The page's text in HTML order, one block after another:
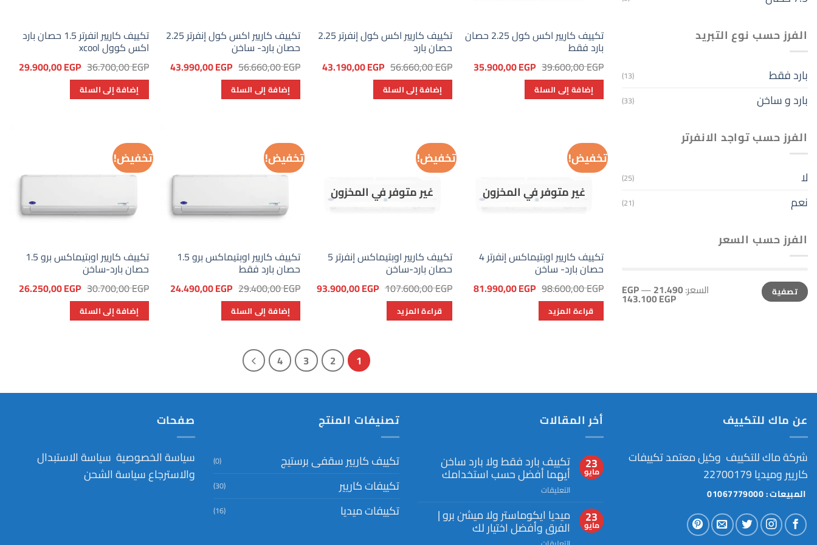
الفرز حسب نوع التبريد
بارد فقط (13)
بارد و ساخن (33)
الفرز حسب تواجد الانفرتر
لا (25)
نعم (21)
الفرز حسب السعر
أدنى
سعر
أعلى
سعرتصفية السعر:21.490 EGP
—
143.100 EGP
تكييف كاريير اكس كول 2.25 حصان
بارد فقط
39.600,00EGP السعر
الأصلي
هو:
39.600,00 EGP.
35.900,00EGP السعر
الحالي
35.900,00 EGP. إضافة إلى السلة
تكييف كاريير اكس كول إنفرتر 2.25
حصان بارد
56.660,00EGP السعر
الأصلي
هو:
56.660,00 EGP.
43.190,00EGP السعر
الحالي
43.190,00 EGP. إضافة إلى السلة
تكييف كاريير اكس كول إنفرتر 2.25
حصان بارد- ساخن
56.660,00EGP السعر
الأصلي
هو:
56.660,00 EGP.
43.990,00EGP السعر
الحالي
43.990,00 EGP. إضافة إلى السلة
تكييف كاريير انفرتر 1.5 حصان بارد
اكس كوول xcool
36.700,00EGP السعر
الأصلي
هو:
36.700,00 EGP.
29.900,00EGP
إضافة إلى السلة
تخفيض!
غير متوفر في المخزون
تكييف كاريير اوبتيماكس إنفرتر 4
حصان بارد- ساخن
98.600,00EGP السعر
الأصلي81.990,00EGP السعر
الحالي
81.990,00 EGP. قراءة المزيد
تخفيض!
غير متوفر في المخزون
تكييف كاريير اوبتيماكس إنفرتر 5
حصان بارد-ساخن
107.600,00EGP السعر
الأصلي93.900,00EGP السعر
الحالي
93.900,00 EGP. قراءة المزيد
تخفيض!
تكييف كاريير اوبتيماكس برو 1.5
حصان بارد فقط
29.400,00EGP السعر
الأصلي
هو:
29.400,00 EGP.
24.490,00EGP السعر
الحالي
24.490,00 EGP. إضافة إلى السلة
تخفيض!
تكييف كاريير اوبتيماكس برو 1.5
حصان بارد-ساخن
30.700,00EGP السعر
الأصلي
هو:
30.700,00 EGP.
26.250,00EGP
إضافة إلى السلة
1
2
3
4
عن ماك للتكييف
شركة ماك للتكييف وكيل معتمد تكييفات
كاريير وميديا 22700179
المبيعات : 01067779000
أخر المقالات
23
مايو
تكييف بارد فقط ولا بارد ساخن
أيهما أفضل حسب استخدامك
التعليقاتعلى
بارد
فقط
ولا
23
مايو
ميديا ايكوماستر ولا ميشن برو |
الفرق وأفضل اختيار لك
تصنيفات المنتج
تكييف كاريير سقفى برستيج (0)
تكييفات كاريير (30)
تكييفات ميديا (16)
صفحات
سياسة الخصوصية سياسة الاستبدال
والاسترجاعسياسة الشحن